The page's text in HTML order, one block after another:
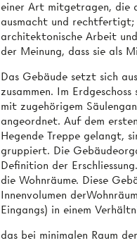
einer Art mitgetragen, die
ausmacht und
architektonische Arbeit
der Meinung, dass sie als
Das Gebäude setzt sich
zusammen. Im
mit zugehörigem
angeordnet. Auf dem
Hegende Treppe gelangt,
gruppiert. Die
Definition der
die Wohnräume. Diese
Innenvolumen
Eingangs) in einem
das bei minimalen Raum